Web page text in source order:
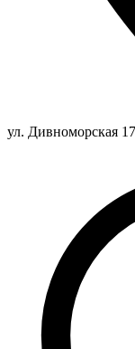
ул. Дивноморская